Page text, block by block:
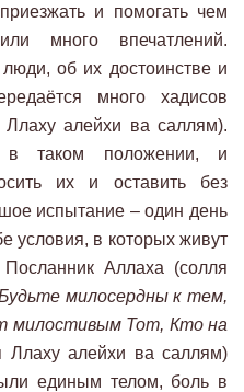
и помогать чем
много впечатлений.
об их достоинстве и
много хадисов
алейхи ва саллям).
в таком положении, и
их и оставить без
испытание – один день
условия, в которых живут
Аллаха (солля
милосердны к тем,
милостивым Тот, Кто на
Ллаху алейхи ва саллям)
единым телом, боль в